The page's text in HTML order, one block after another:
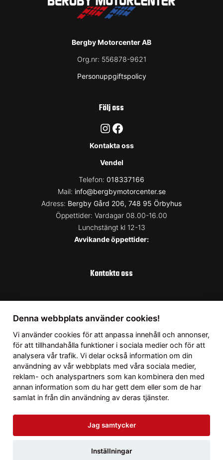
Bergby Motorcenter AB
Org.nr: 556878-9621
Personuppgiftspolicy
Följ oss
Instagram
Facebook
Kontakta oss
Vendel
Telefon: 018337166
Mail: info@bergbymotorcenter.se
Adress: Bergby Gård 206, 748 95 Örbyhus
Öppettider: Vardagar 08.00-16.00
Lunchstängt kl 12-13
Avvikande öppettider:
Kontakta oss
Uppsala
Telefon:018337166
Mail:info@bergbymotorcenter.se
Adress: Fullerö 123, 755 94 Uppsala
Öppettider: Vardagar 08.00-17.00
Lördag 10.00-14.00
Avvikande öppettider:
© Copyright 2026 Bergby Motorcenter AB |
Denna webbplats använder cookies!
Vi använder cookies för att anpassa innehåll och annonser,
för att tillhandahålla funktioner i sociala medier och för att
analysera vår trafik. Vi delar också information om din
användning av vår webbplats med våra sociala medier,
reklam- och analyspartners som kan kombinera den med
annan information som du har gett dem eller som de har
samlat in från din användning av deras tjänster.
Jag samtycker
Inställningar